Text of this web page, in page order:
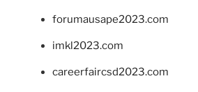
forumausape2023.com
imkl2023.com
careerfaircsd2023.com